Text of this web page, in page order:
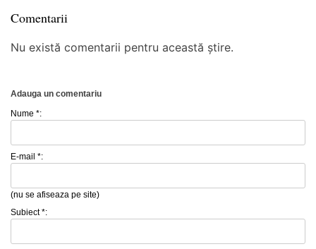
Comentarii
Nu există comentarii pentru această știre.
Adauga un comentariu
Nume *:
E-mail *:
(nu se afiseaza pe site)
Subiect *: